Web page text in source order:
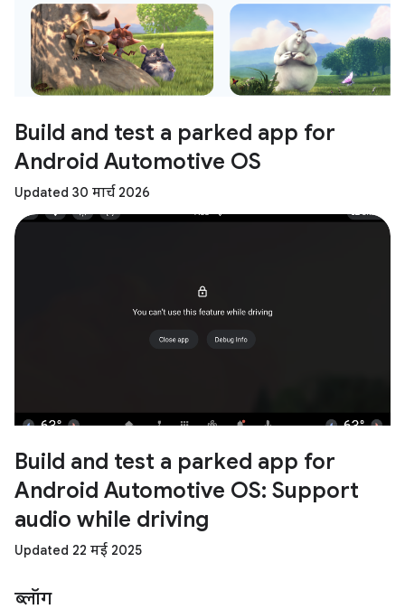
Build and test a parked app for
Android Automotive OS
Updated 30 मार्च 2026
Build and test a parked app for
Android Automotive OS: Support
audio while driving
Updated 22 मई 2025
ब्लॉग